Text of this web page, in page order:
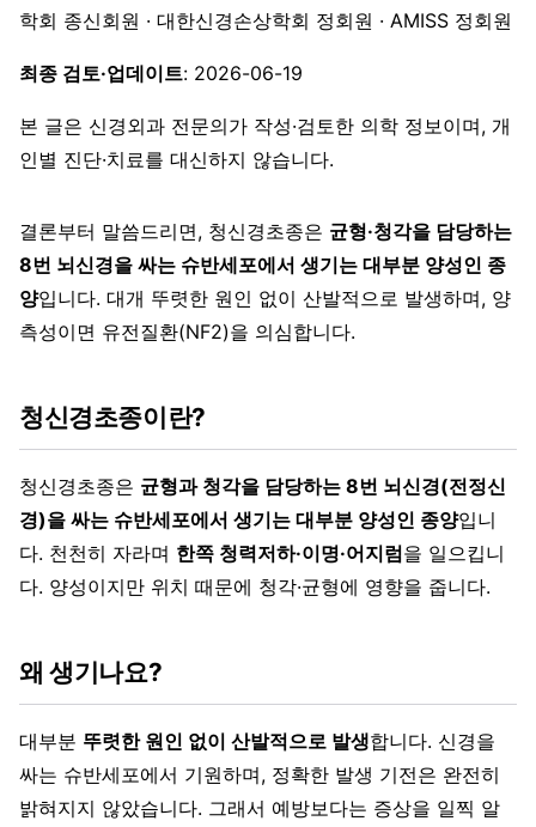
학회 종신회원 · 대한신경손상학회 정회원 · AMISS 정회원
최종 검토·업데이트: 2026-06-19
본 글은 신경외과 전문의가 작성·검토한 의학 정보이며, 개
인별 진단·치료를 대신하지 않습니다.
결론부터 말씀드리면, 청신경초종은 균형·청각을 담당하는
8번 뇌신경을 싸는 슈반세포에서 생기는 대부분 양성인 종
양입니다. 대개 뚜렷한 원인 없이 산발적으로 발생하며, 양
측성이면 유전질환(NF2)을 의심합니다.
청신경초종이란?
청신경초종은 균형과 청각을 담당하는 8번 뇌신경(전정신
경)을 싸는 슈반세포에서 생기는 대부분 양성인 종양입니
다. 천천히 자라며 한쪽 청력저하·이명·어지럼을 일으킵니
다. 양성이지만 위치 때문에 청각·균형에 영향을 줍니다.
왜 생기나요?
대부분 뚜렷한 원인 없이 산발적으로 발생합니다. 신경을
싸는 슈반세포에서 기원하며, 정확한 발생 기전은 완전히
밝혀지지 않았습니다. 그래서 예방보다는 증상을 일찍 알